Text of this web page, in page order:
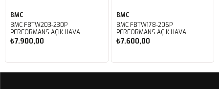
BMC
BMC FBTW203-230P
PERFORMANS AÇIK HAVA
FİLTRESİ
₺7.900,00
BMC
BMC FBTW178-206P
PERFORMANS AÇIK HAVA
FİLTRESİ
₺7.600,00